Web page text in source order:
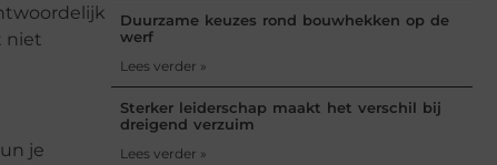
niet
je
Duurzame keuzes rond bouwhekken op de
werf
Lees verder »
Sterker leiderschap maakt het verschil bij
dreigend verzuim
Lees verder »